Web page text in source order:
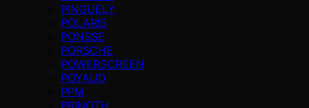
PINGUELY
POLARIS
PONSSE
PORSCHE
POWERSCREEN
POYAUD
PPM
PRINOTH